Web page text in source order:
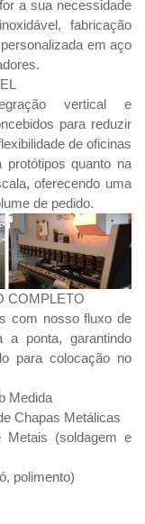
a sua necessidade
fabricação
em aço
vertical e
para reduzir
de oficinas
quanto na
oferecendo uma
de pedido.
COMPLETO
com nosso fluxo de
a ponta, garantindo
para colocação no
Medida
Chapas Metálicas
Metais (soldagem e
polimento)